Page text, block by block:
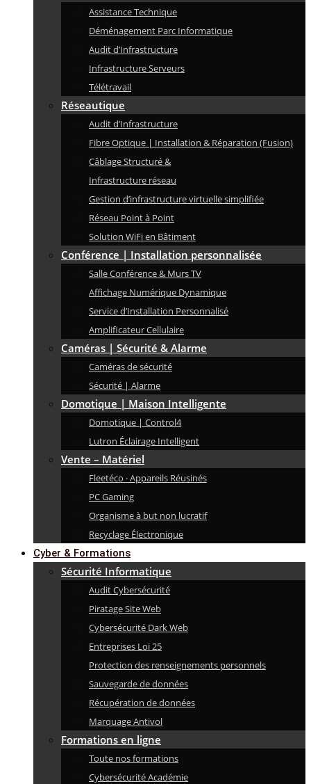
Assistance Technique
Déménagement Parc Informatique
Audit d’Infrastructure
Infrastructure Serveurs
Télétravail
Réseautique
Audit d’Infrastructure
Fibre Optique | Installation & Réparation (Fusion)
Câblage Structuré &
Infrastructure réseau
Gestion d’infrastructure virtuelle simplifiée
Réseau Point à Point
Solution WiFi en Bâtiment
Conférence | Installation personnalisée
Salle Conférence & Murs TV
Affichage Numérique Dynamique
Service d’Installation Personnalisé
Amplificateur Cellulaire
Caméras | Sécurité & Alarme
Caméras de sécurité
Sécurité | Alarme
Domotique | Maison Intelligente
Domotique | Control4
Lutron Éclairage Intelligent
Vente – Matériel
Fleetéco · Appareils Réusinés
PC Gaming
Organisme à but non lucratif
Recyclage Électronique
Cyber & Formations
Sécurité Informatique
Audit Cybersécurité
Piratage Site Web
Cybersécurité Dark Web
Entreprises Loi 25
Protection des renseignements personnels
Sauvegarde de données
Récupération de données
Marquage Antivol
Formations en ligne
Toute nos formations
Cybersécurité Académie